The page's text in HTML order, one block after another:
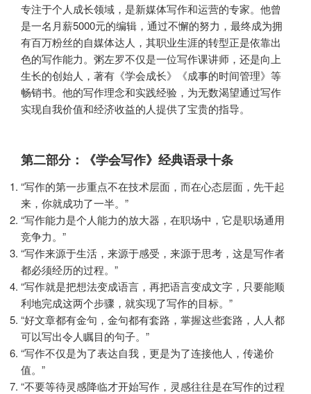
专注于个人成长领域，是新媒体写作和运营的专家。他曾
是一名月薪5000元的编辑，通过不懈的努力，最终成为拥
有百万粉丝的自媒体达人，其职业生涯的转型正是依靠出
色的写作能力。粥左罗不仅是一位写作课讲师，还是向上
生长的创始人，著有《学会成长》《成事的时间管理》等
畅销书。他的写作理念和实践经验，为无数渴望通过写作
实现自我价值和经济收益的人提供了宝贵的指导。
第二部分：《学会写作》经典语录十条
“写作的第一步重点不在技术层面，而在心态层面，先干起
来，你就成功了一半。”
“写作能力是个人能力的放大器，在职场中，它是职场通用
竞争力。”
“写作来源于生活，来源于感受，来源于思考，这是写作者
都必须经历的过程。”
“写作就是把想法变成语言，再把语言变成文字，只要能顺
利地完成这两个步骤，就实现了写作的目标。”
“好文章都有金句，金句都有套路，掌握这些套路，人人都
可以写出令人瞩目的句子。”
“写作不仅是为了表达自我，更是为了连接他人，传递价
值。”
“不要等待灵感降临才开始写作，灵感往往是在写作的过程